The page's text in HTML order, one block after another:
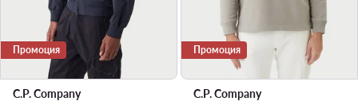
Промоция
C.P. Company
Промоция
C.P. Company